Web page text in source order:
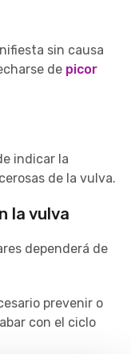
sin causa
de picor
indicar la
de la vulva.
la vulva
dependerá de
prevenir o
con el ciclo